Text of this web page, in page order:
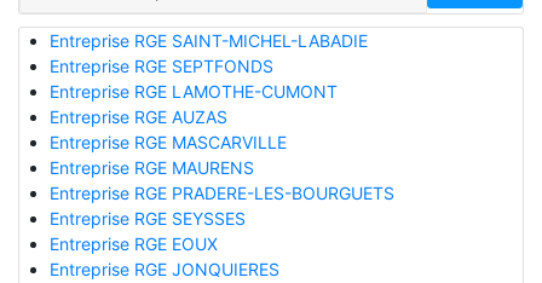
Entreprise RGE SAINT-MICHEL-LABADIE
Entreprise RGE SEPTFONDS
Entreprise RGE LAMOTHE-CUMONT
Entreprise RGE AUZAS
Entreprise RGE MASCARVILLE
Entreprise RGE MAURENS
Entreprise RGE PRADERE-LES-BOURGUETS
Entreprise RGE SEYSSES
Entreprise RGE EOUX
Entreprise RGE JONQUIERES